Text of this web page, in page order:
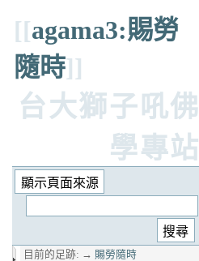
[[agama3:賜勞
隨時]]
台大獅子吼佛
學專站
目前的足跡: → 賜勞隨時